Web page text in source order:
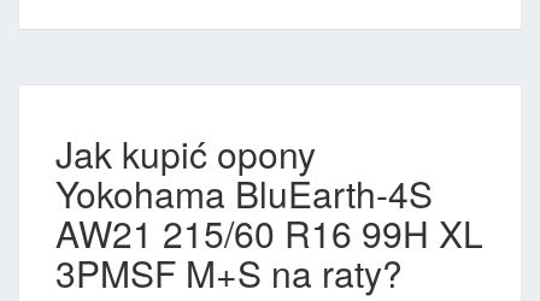
Jak kupić opony
Yokohama BluEarth-4S
AW21 215/60 R16 99H XL
3PMSF M+S na raty?